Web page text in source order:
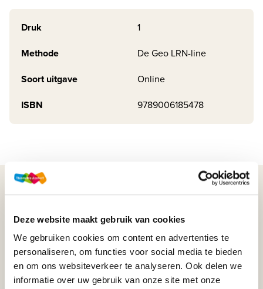
Deze website maakt gebruik van cookies
We gebruiken cookies om content en advertenties te
personaliseren, om functies voor social media te bieden
en om ons websiteverkeer te analyseren. Ook delen we
informatie over uw gebruik van onze site met onze
Druk
1
Methode
De Geo LRN-line
Soort uitgave
Online
ISBN
9789006185478
WIJ STAAN VOOR JE KLAAR!
Maandag t/m vrijdag | 08.00 - 17.00 uur